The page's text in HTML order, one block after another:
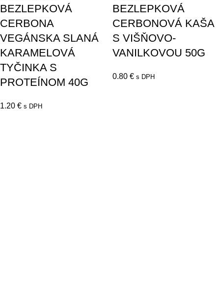
BEZLEPKOVÁ
CERBONA
VEGÁNSKA SLANÁ
KARAMELOVÁ
TYČINKA S
PROTEÍNOM 40G
1.20 € s DPH
BEZLEPKOVÁ
CERBONOVÁ KAŠA
S VIŠŇOVO-
VANILKOVOU 50G
0.80 € s DPH